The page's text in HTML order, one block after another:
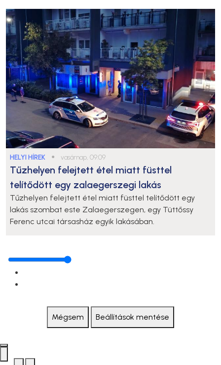
HELYI HÍREK ● vasárnap, 09:09
Tűzhelyen felejtett étel miatt füsttel
telítődött egy zalaegerszegi lakás
Tűzhelyen felejtett étel miatt füsttel telítődött egy
lakás szombat este Zalaegerszegen, egy Tüttőssy
Ferenc utcai társasház egyik lakásában.
Mégsem Beállítások mentése